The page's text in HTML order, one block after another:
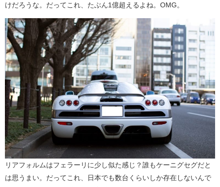
けだろうな。だってこれ、たぶん1億超えるよね。OMG。
リアフォルムはフェラーリに少し似た感じ？誰もケーニグセグだと
は思うまい。だってこれ、日本でも数台くらいしか存在しないんで